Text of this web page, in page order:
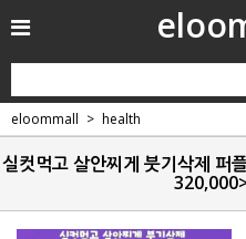
eloommall health
실컷먹고 살안찌게 붓기삭제 퍼